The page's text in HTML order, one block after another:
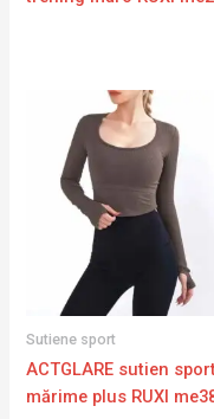
Sutiene sport
ACTGLARE sutien
mărime plus RUXI